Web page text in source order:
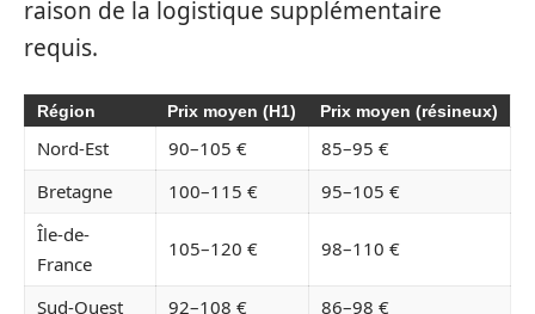
raison de la logistique supplémentaire
requis.
Région Prix moyen (H1) Prix moyen (résineux)
Nord-Est 90–105 €
85–95 €
Bretagne
100–115 €
95–105 €
Île-de-
France
105–120 € 98–110 €
Sud-Ouest 92–108 € 86–98 €